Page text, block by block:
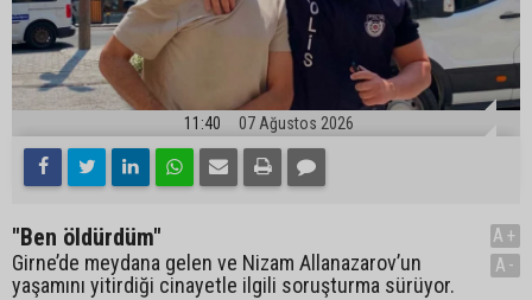
11:40 07 Ağustos 2026
"Ben öldürdüm"
Girne’de meydana gelen ve Nizam Allanazarov’un
yaşamını yitirdiği cinayetle ilgili soruşturma sürüyor.
A+
A-